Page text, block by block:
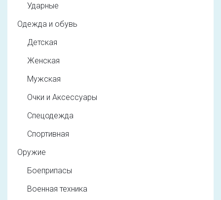
Ударные
Одежда и обувь
Детская
Женская
Мужская
Очки и Аксессуары
Спецодежда
Спортивная
Оружие
Боеприпасы
Военная техника